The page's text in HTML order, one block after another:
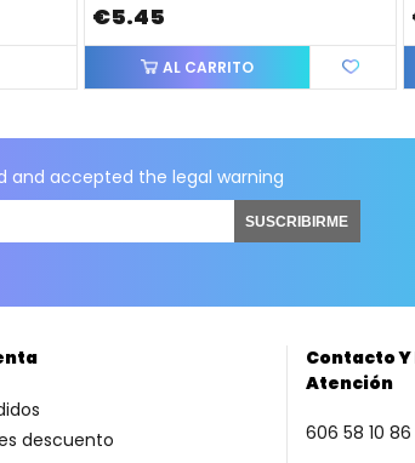
€5.45
AL CARRITO
and accepted thelegal warning
SUSCRIBIRME
Contacto Y
Atención
606 58 10
descuento